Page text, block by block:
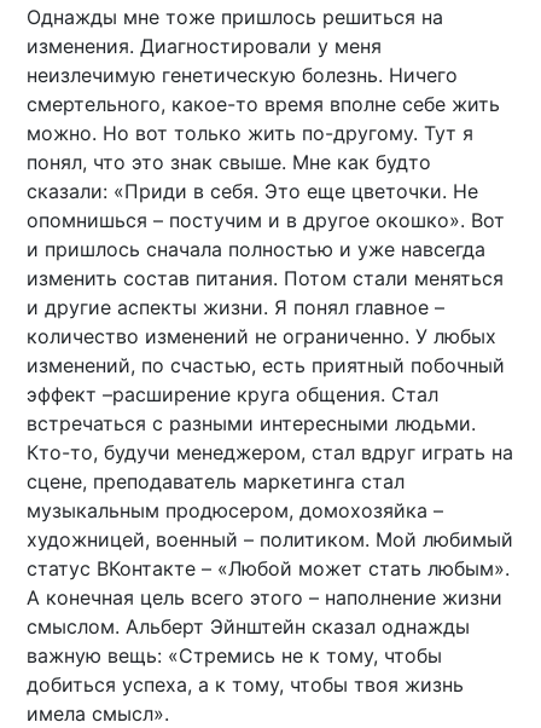
Однажды мне тоже пришлось решиться на
изменения. Диагностировали у меня
неизлечимую генетическую болезнь. Ничего
смертельного, какое-то время вполне себе жить
можно. Но вот только жить по-другому. Тут я
понял, что это знак свыше. Мне как будто
сказали: «Приди в себя. Это еще цветочки. Не
опомнишься – постучим и в другое окошко». Вот
и пришлось сначала полностью и уже навсегда
изменить состав питания. Потом стали меняться
и другие аспекты жизни. Я понял главное –
количество изменений не ограниченно. У любых
изменений, по счастью, есть приятный побочный
эффект –расширение круга общения. Стал
встречаться с разными интересными людьми.
Кто-то, будучи менеджером, стал вдруг играть на
сцене, преподаватель маркетинга стал
музыкальным продюсером, домохозяйка –
художницей, военный – политиком. Мой любимый
статус ВКонтакте – «Любой может стать любым».
А конечная цель всего этого – наполнение жизни
смыслом. Альберт Эйнштейн сказал однажды
важную вещь: «Стремись не к тому, чтобы
добиться успеха, а к тому, чтобы твоя жизнь
имела смысл».